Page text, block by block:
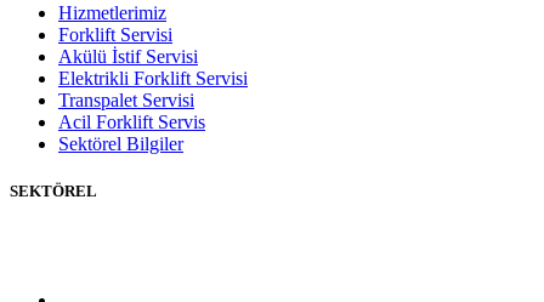
Hizmetlerimiz
Forklift Servisi
Akülü İstif Servisi
Elektrikli Forklift Servisi
Transpalet Servisi
Acil Forklift Servis
Sektörel Bilgiler
SEKTÖREL